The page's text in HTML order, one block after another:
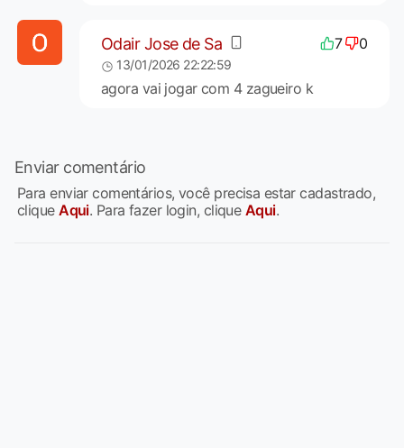
Odair Jose de Sa 7 0
13/01/2026 22:22:59
agora vai jogar com 4 zagueiro k
Enviar comentário
Para enviar comentários, você precisa estar cadastrado,
cliqueAqui. Para fazer login, clique Aqui.